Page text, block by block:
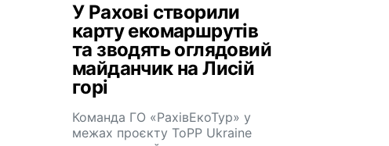
У Рахові створили
карту екомаршрутів
та зводять оглядовий
майданчик на Лисій
горі
Команда ГО «РахівЕкоТур» у
межах проєкту ToPP Ukraine